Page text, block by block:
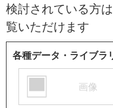
検討されている方
覧いただけます
各種データ・ライブラ
画像